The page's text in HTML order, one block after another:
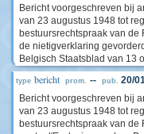
Bericht voorgeschreven bij
van 23 augustus 1948 tot
bestuursrechtspraak van de
de nietigverklaring
Belgisch Staatsblad van 13
type bericht prom. -- pub. 20/
Bericht voorgeschreven bij
van 23 augustus 1948 tot
bestuursrechtspraak van de